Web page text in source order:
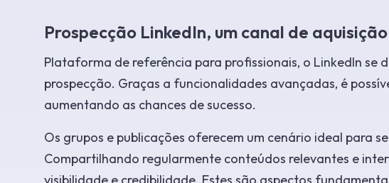
Prospecção LinkedIn, um canal de
Plataforma de referência para profissionais, o LinkedIn
prospecção. Graças a funcionalidades avançadas, é
aumentando as chances de sucesso.
Os grupos e publicações oferecem um cenário ideal para
Compartilhando regularmente conteúdos relevantes e